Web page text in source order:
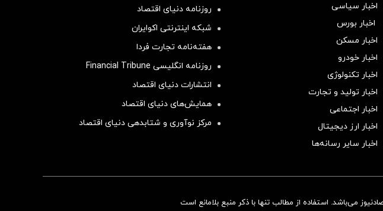
اخبار سیاسی
اخبار بورس
اخبار مسکن
اخبار خودرو
اخبار تکنولوژی
اخبار تولید و تجارت
اخبار اجتماعی
اخبار ارز دیجیتال
اخبار سایر رسانه‌‌ها
روزنامه دنیای اقتصاد
شبکه اینترنتی اکوایران
هفته‌نامه تجارت فردا
روزنامه انگلیسی Financial Tribune
انتشارات دنیای اقتصاد
همایش‌های دنیای اقتصاد
مرکز نوآوری و شتابدهی دنیای اقتصاد
می‌باشد. استفاده از مطالب تنها با ذکر منبع بلامانع است